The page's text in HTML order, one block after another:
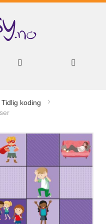
Tidlig koding